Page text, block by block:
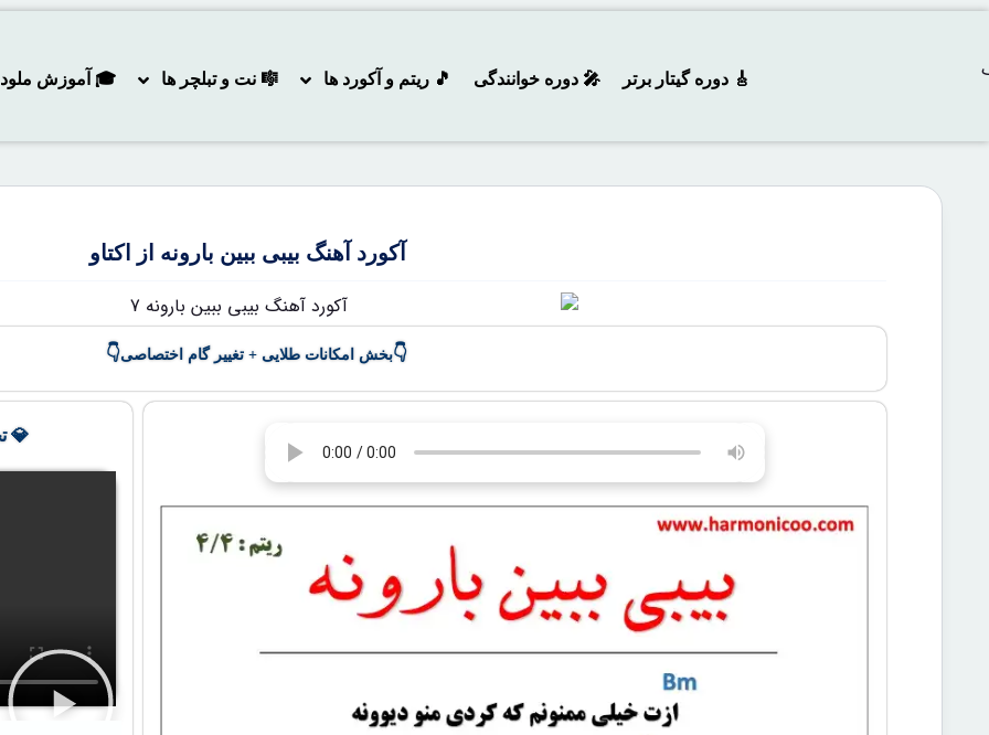
🎸 دوره‌ گیتار برتر 🎤 دوره خوانندگی 🎵 ریتم و آکورد ها 🎼 نت و تبلچر ها 🎓 آموزش
آکورد آهنگ بیبی ببین بارونه از اکتاو
👇بخش امکانات طلایی + تغییر گام اختصاصی👇
💎